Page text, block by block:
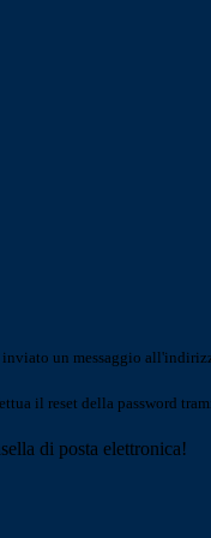
inviato un messaggio
il reset della password
di posta elettronica!